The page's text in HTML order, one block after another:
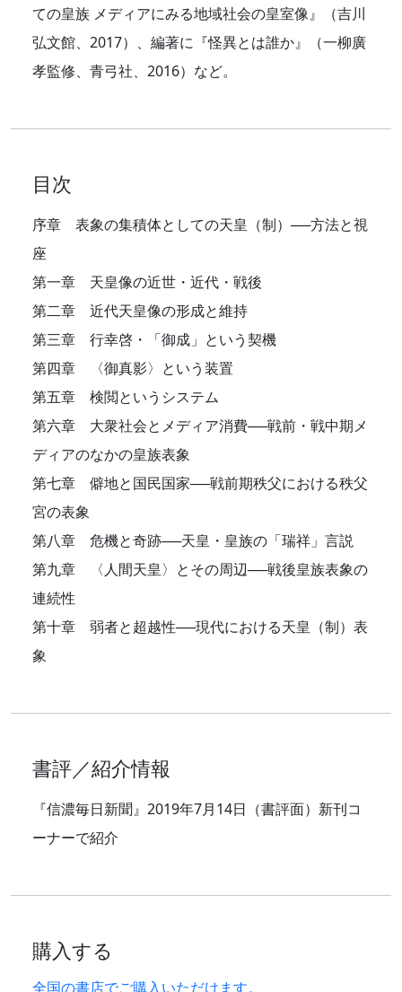
ての皇族 メディアにみる地域社会の皇室像』（吉川
弘文館、2017）、編著に『怪異とは誰か』（一柳廣
孝監修、青弓社、2016）など。
目次
序章 表象の集積体としての天皇（制）──方法と視
座
第一章 天皇像の近世・近代・戦後
第二章 近代天皇像の形成と維持
第三章 行幸啓・「御成」という契機
第四章 〈御真影〉という装置
第五章 検閲というシステム
第六章 大衆社会とメディア消費──戦前・戦中期メ
ディアのなかの皇族表象
第七章 僻地と国民国家──戦前期秩父における秩父
宮の表象
第八章 危機と奇跡──天皇・皇族の「瑞祥」言説
第九章 〈人間天皇〉とその周辺──戦後皇族表象の
連続性
第十章 弱者と超越性──現代における天皇（制）表
象
書評／紹介情報
『信濃毎日新聞』2019年7月14日（書評面）新刊コ
ーナーで紹介
購入する
全国の書店でご購入いただけます。